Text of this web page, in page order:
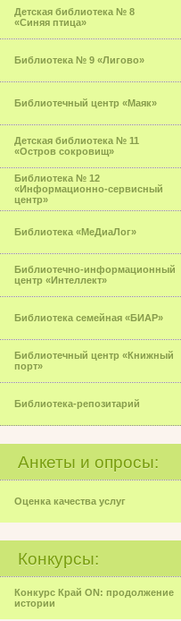
Детская библиотека № 8
«Синяя птица»
Библиотека № 9 «Лигово»
Библиотечный центр «Маяк»
Детская библиотека № 11
«Остров сокровищ»
Библиотека № 12
«Информационно-сервисный
центр»
Библиотека «МеДиаЛог»
Библиотечно-информационный
центр «Интеллект»
Библиотека семейная «БИАР»
Библиотечный центр «Книжный
порт»
Библиотека-репозитарий
Анкеты и опросы:
Оценка качества услуг
Конкурсы:
Конкурс Край ON: продолжение
истории